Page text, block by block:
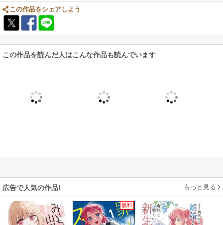
この作品をシェアしよう
この作品を読んだ人はこんな作品も読んでいます
広告で人気の作品! もっと見る
無料